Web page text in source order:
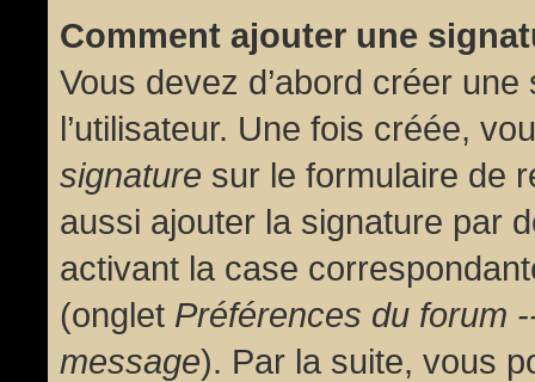
Comment ajouter une
Vous devez d’abord créer
l’utilisateur. Une fois créée,
signature sur le formulaire de
aussi ajouter la signature par
activant la case
(onglet Préférences du forum
message). Par la suite, vous